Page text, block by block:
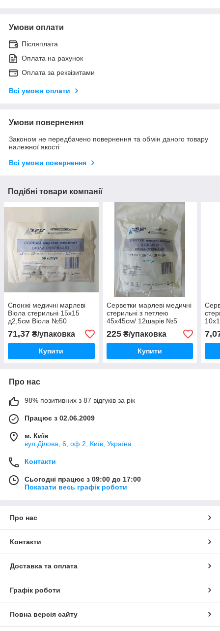
Умови оплати
Післяплата
Оплата на рахунок
Оплата за реквізитами
Всі умови оплати
Умови повернення
Законом не передбачено повернення та обмін даного товару
належної якості
Всі умови повернення
Подібні товари компанії
Спонжі медичні марлеві
Віола стерильні 15х15
д2,5см Віола №50
71,37 ₴/упаковка
Купити
Серветки марлеві медичні
стерильні з петлею
45х45см/ 12шарів №5
"ВІОЛА"
225₴/упаковка
Купити
Про нас
98% позитивних з 87 відгуків за рік
Працює з 02.06.2009
м. Київ
вул.Ділова, 6, оф.2, Київ, Україна
Контакти
Сьогодні працює з 09:00 до 17:00
Показати весь графік роботи
Про нас
Контакти
Доставка та оплата
Графік роботи
Повна версія сайту